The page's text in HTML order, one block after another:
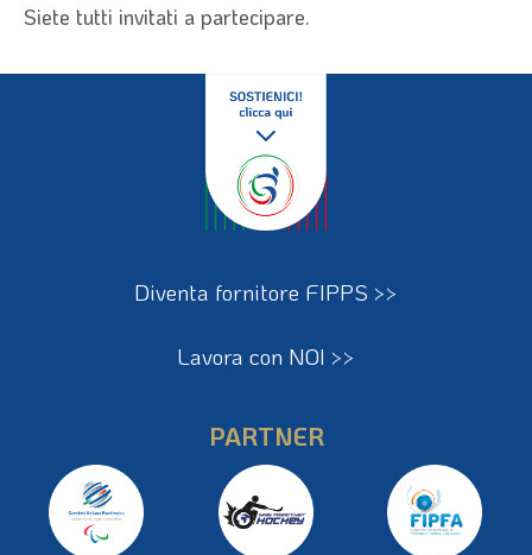
Siete tutti invitati a partecipare.
Diventa fornitore FIPPS >>
Lavora con NOI >>
PARTNER